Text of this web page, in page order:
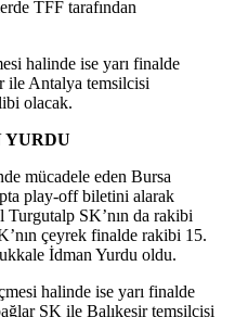
TFF tarafından
halinde ise yarı finalde
ile Antalya temsilcisi
olacak.
YURDU
mücadele eden Bursa
play-off biletini alarak
Turgutalp SK’nın da rakibi
çeyrek finalde rakibi 15.
İdman Yurdu oldu.
halinde ise yarı finalde
SK ile Balıkesir temsilcisi